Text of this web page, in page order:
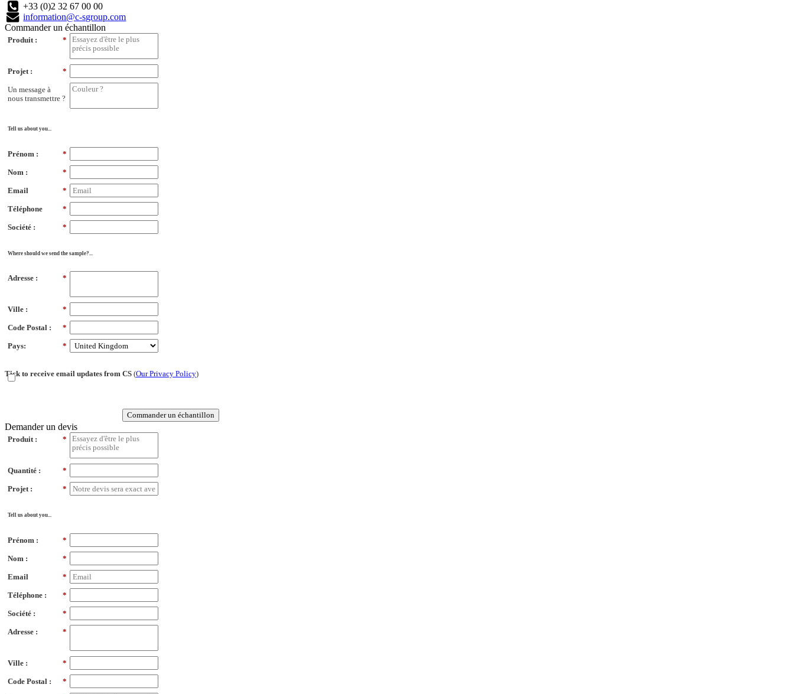
+33 (0)2 32 67 00 00
information@c-sgroup.com
Commander un échantillon
*
Produit :
*
Projet :
Un message à
nous transmettre ?
Tell us about you...
*
Prénom :
*
Nom :
*
Email
*
Téléphone
*
Société :
Where should we send the sample?...
*
Adresse :
*
Ville :
*
Code Postal :
*
Pays:
Tick to receive email updates from CS (Our Privacy Policy)
Commander un échantillon
Demander un devis
*
Produit :
*
Quantité :
*
Projet :
Tell us about you...
*
Prénom :
*
Nom :
*
Email
*
Téléphone :
*
Société :
*
Adresse :
*
Ville :
*
Code Postal :